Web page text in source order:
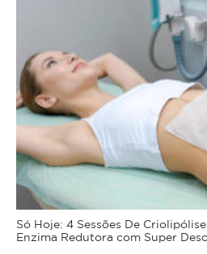
Só Hoje: 4 Sessões De
Enzima Redutora com Super